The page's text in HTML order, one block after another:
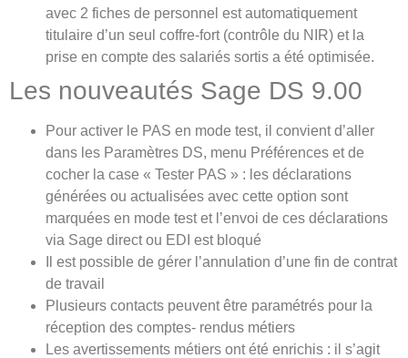
avec 2 fiches de personnel est automatiquement
titulaire d’un seul coffre-fort (contrôle du NIR) et la
prise en compte des salariés sortis a été optimisée.
Les nouveautés Sage DS 9.00
Pour activer le PAS en mode test, il convient d’aller
dans les Paramètres DS, menu Préférences et de
cocher la case « Tester PAS » : les déclarations
générées ou actualisées avec cette option sont
marquées en mode test et l’envoi de ces déclarations
via Sage direct ou EDI est bloqué
Il est possible de gérer l’annulation d’une fin de contrat
de travail
Plusieurs contacts peuvent être paramétrés pour la
réception des comptes- rendus métiers
Les avertissements métiers ont été enrichis : il s’agit